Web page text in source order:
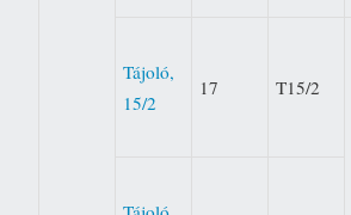
Tájoló,
15/2
17 T15/2